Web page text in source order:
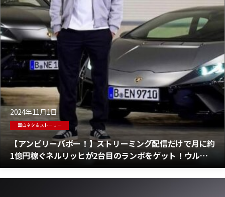
2024年11月1日
面白ネタ＆ストーリー
【アンビリーバボー！】ストリーミング配信だけで月に約
1億円稼ぐネルリッヒが2台目のランボをゲット！ウルス
の次はウラカン